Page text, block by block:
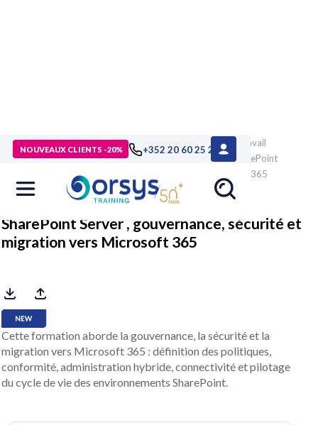
NOUVEAUX CLIENTS -20% +352 20 60 25 26
> Formations>Technologies numériques
Messagerie, travail
collaboratif>Microsoft 365, SharePoint
Formation SharePoint
Server , gouvernance, sécurité et migration vers Microsoft 365
SharePoint Server , gouvernance, sécurité et
migration vers Microsoft 365
Cette formation aborde la gouvernance, la sécurité et la
migration vers Microsoft 365 : définition des politiques,
conformité, administration hybride, connectivité et pilotage
du cycle de vie des environnements SharePoint.